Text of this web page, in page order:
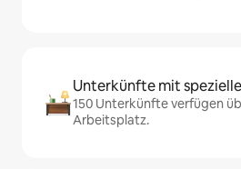
Unterkünfte mit
150 Unterkünfte verfügen
Arbeitsplatz.